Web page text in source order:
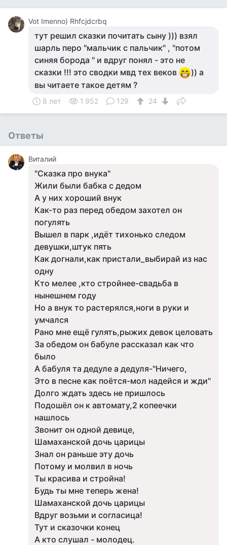
Vot Imenno) Rhfcjdcrbq
тут решил сказки почитать сыну ))) взял
шарль перо "мальчик с пальчик" , "потом
синяя борода " и вдруг понял - это не
сказки !!! это сводки мвд тех веков
)) а
вы читаете такое детям ?
8 лет 1 952 129 24
Ответы
Виталий
"Сказка про внука"
Жили были бабка с дедом
А у них хороший внук
Как-то раз перед обедом захотел он
погулять
Вышел в парк ,идёт тихонько следом
девушки,штук пять
Как догнали,как пристали_выбирай из нас
одну
Кто мелее ,кто стройнее-свадьба в
нынешнем году
Но а внук то растерялся,ноги в руки и
умчался
Рано мне ещё гулять,рыжих девок целовать
За обедом он бабуле рассказал как что
было
А бабуля та дедуле а дедуля-"Ничего,
Это в песне как поётся-мол надейся и жди"
Долго ждать здесь не пришлось
Подошёл он к автомату,2 копеечки
нашлось
Звонит он одной девице,
Шамаханской дочь царицы
Знал он раньше эту дочь
Потому и молвил в ночь
Ты красива и стройна!
Будь ты мне теперь жена!
Шамаханской дочь царицы
Вдруг возьми и согласица!
Тут и сказочки конец
А кто слушал - молодец.